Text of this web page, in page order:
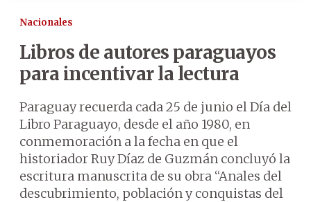
Nacionales
Libros de autores paraguayos
para incentivar la lectura
Paraguay recuerda cada 25 de junio el Día del
Libro Paraguayo, desde el año 1980, en
conmemoración a la fecha en que el
historiador Ruy Díaz de Guzmán concluyó la
escritura manuscrita de su obra “Anales del
descubrimiento, población y conquistas del